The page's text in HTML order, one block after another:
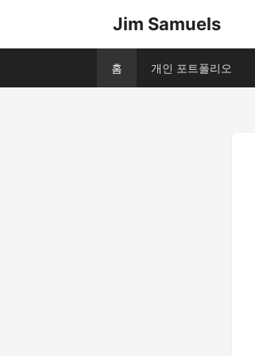
Jim Samuels
홈 개인 포트폴리오